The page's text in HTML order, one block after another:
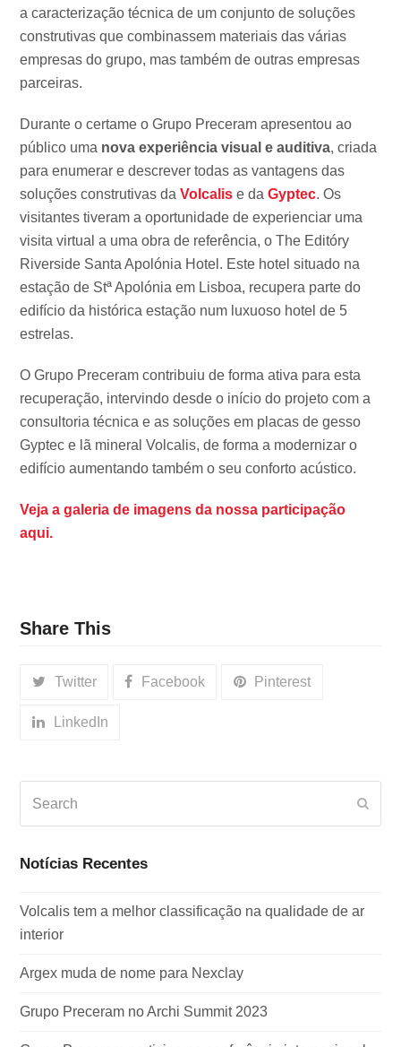
a caracterização técnica de um conjunto de soluções
construtivas que combinassem materiais das várias
empresas do grupo, mas também de outras empresas
parceiras.
Durante o certame o Grupo Preceram apresentou ao
público uma nova experiência visual e auditiva, criada
para enumerar e descrever todas as vantagens das
soluções construtivas daVolcalis e daGyptec. Os
visitantes tiveram a oportunidade de experienciar uma
visita virtual a uma obra de referência, o The Editóry
Riverside Santa Apolónia Hotel. Este hotel situado na
estação de Stª Apolónia em Lisboa, recupera parte do
edifício da histórica estação num luxuoso hotel de 5
estrelas.
O Grupo Preceram contribuiu de forma ativa para esta
recuperação, intervindo desde o início do projeto com a
consultoria técnica e as soluções em placas de gesso
Gyptec e lã mineral Volcalis, de forma a modernizar o
edifício aumentando também o seu conforto acústico.
Veja a galeria de imagens da nossa participação
aqui.
Share This
Twitter Facebook Pinterest
LinkedIn
Notícias Recentes
Volcalis tem a melhor classificação na qualidade de ar
interior
Argex muda de nome para Nexclay
Grupo Preceram no Archi Summit 2023